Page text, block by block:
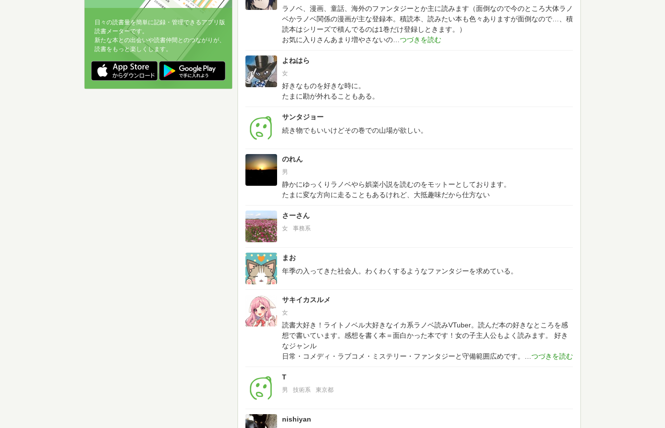
ラノベ、漫画、童話、海外のファンタジーとか主に読みます（面倒なので今のところ大体ラノ
ベかラノベ関係の漫画が主な登録本。積読本、読みたい本も色々ありますが面倒なので…、積
読本はシリーズで積んでるのは1巻だけ登録しときます。）
お気に入りさんあまり増やさないの
よねはら
女
好きなものを好きな時に。
たまに勘が外れることもある。
サンタジョー
続き物でもいいけどその巻での山場が欲しい。
のれん
男
静かにゆっくりラノベやら娯楽小説を読むのをモットーとしております。
たまに変な方向に走ることもあるけれど、大抵趣味だから仕方ない
さーさん
女 事務系
まお
年季の入ってきた社会人。わくわくするようなファンタジーを求めている。
サキイカスルメ
女
読書大好き！ライトノベル大好きなイカ系ラノベ読みVTuber。読んだ本の好きなところを感
想で書いています。感想を書く本＝面白かった本です！女の子主人公もよく読みます。
好き
なジャンル
日常・コメディ・ラブコメ・ミステリー・ファンタジーと守備範囲広めです。
T
男 技術系 東京都
nishiyan
日々の読書量を簡単に記録・管理できるアプリ版
読書メーターです。
新たな本との出会いや読書仲間とのつながりが、
読書をもっと楽しくします。